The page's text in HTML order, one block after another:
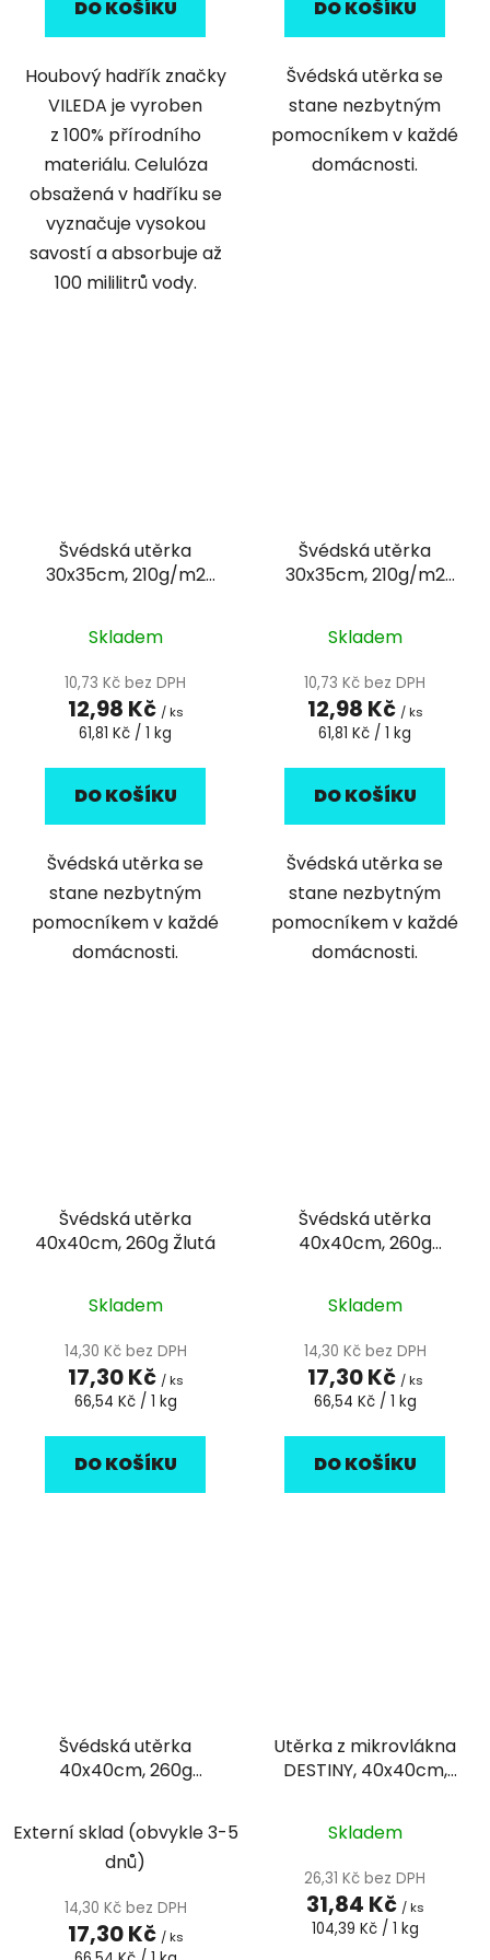
DO KOŠÍKU
Houbový hadřík značky
VILEDA je vyroben
z 100% přírodního
materiálu. Celulóza
obsažená v hadříku se
vyznačuje vysokou
savostí a absorbuje až
100 mililitrů vody.
DO KOŠÍKU
Švédská utěrka se
stane nezbytným
pomocníkem v každé
domácnosti.
Švédská utěrka
30x35cm, 210g/m2
Skladem
10,73 Kč bez DPH
12,98 Kč / ks
Měrná
61,81 Kč / 1 kg
DO KOŠÍKU
Švédská utěrka se
stane nezbytným
pomocníkem v každé
domácnosti.
Švédská utěrka
30x35cm, 210g/m2
Skladem
10,73 Kč bez DPH
12,98 Kč / ks
Měrná
61,81 Kč / 1 kg
DO KOŠÍKU
Švédská utěrka se
stane nezbytným
pomocníkem v každé
domácnosti.
Švédská utěrka
40x40cm, 260g Žlutá
Skladem
14,30 Kč bez DPH
17,30 Kč / ks
Měrná
66,54 Kč / 1 kg
DO KOŠÍKU
Švédská utěrka
40x40cm, 260g
Skladem
14,30 Kč bez DPH
17,30 Kč / ks
Měrná
66,54 Kč / 1 kg
DO KOŠÍKU
Švédská utěrka
40x40cm, 260g
Externí sklad (obvykle 3-5
dnů)
14,30 Kč bez DPH
17,30 Kč / ks
Utěrka z mikrovlákna
DESTINY, 40x40cm,
Skladem
26,31 Kč bez DPH
31,84 Kč / ks
Měrná
104,39 Kč / 1 kg